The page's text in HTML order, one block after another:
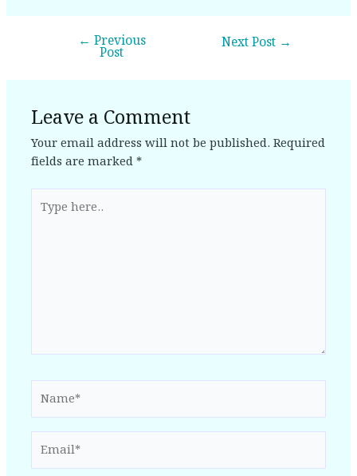
← Previous
Post
Next Post →
Leave a Comment
Your email address will not be published. Required
fields are marked*
here..